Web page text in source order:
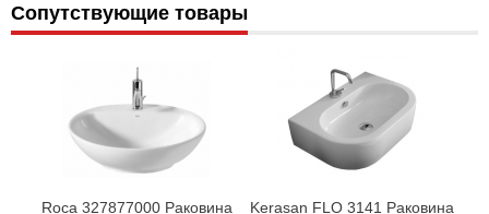
Сопутствующие товары
Roca 327877000 Раковина
Kerasan FLO 3141 Раковина